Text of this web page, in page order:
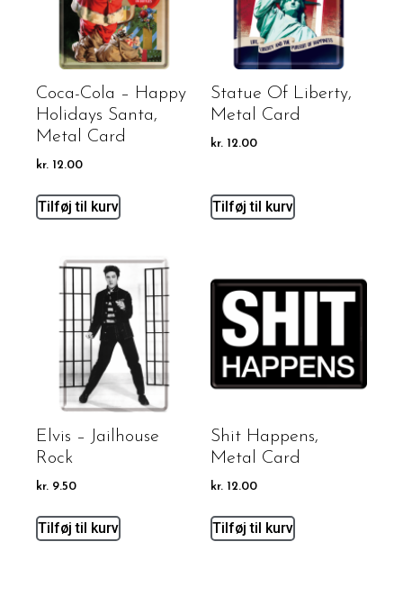
Coca-Cola – Happy
Holidays Santa,
Metal Card
kr. 12.00
Tilføj til kurv
Statue Of Liberty,
Metal Card
kr. 12.00
Tilføj til kurv
Elvis – Jailhouse
Rock
kr. 9.50
Tilføj til kurv
Shit Happens,
Metal Card
kr. 12.00
Tilføj til kurv